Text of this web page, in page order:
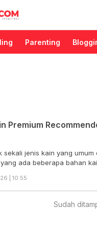
Inspirasi
Parenting
Premium
sekali jenis kain yang
ada beberapa bahan
| 10:55
Sudah